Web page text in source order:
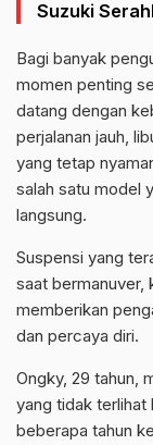
Suzuki
Bagi banyak
momen penting
datang dengan
perjalanan jauh,
yang tetap
salah satu model
langsung.
Suspensi yang
saat bermanuver,
memberikan
dan percaya diri.
Ongky, 29 tahun,
yang tidak terlihat
beberapa tahun